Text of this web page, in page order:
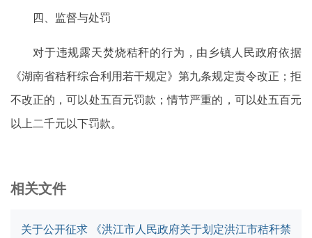
四、监督与处罚
对于违规露天焚烧秸秆的行为，由乡镇人民政府依据
《湖南省秸秆综合利用若干规定》第九条规定责令改正；拒
不改正的，可以处五百元罚款；情节严重的，可以处五百元
以上二千元以下罚款。
相关文件
关于公开征求 《洪江市人民政府关于划定洪江市秸秆禁